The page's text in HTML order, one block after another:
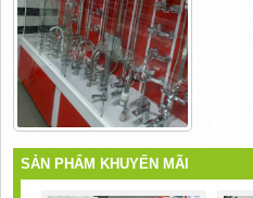
SẢN PHẨM KHUYẾN MÃI